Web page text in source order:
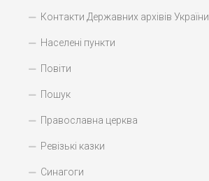
Контакти Державних архівів України
Населені пункти
Повіти
Пошук
Православна церква
Ревізькі казки
Синагоги